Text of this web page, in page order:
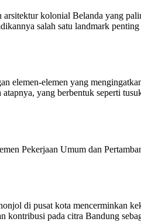
arsitektur kolonial Belanda yang
salah satu landmark
elemen-elemen yang
yang berbentuk seperti
Pekerjaan Umum dan
di pusat kota mencerminkan
kontribusi pada citra Bandung